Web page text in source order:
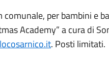
per bambini e
Academy” a cura di
. Posti limitati.